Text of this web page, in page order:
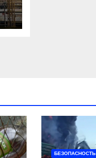
БЕЗОПАСНОСТЬ